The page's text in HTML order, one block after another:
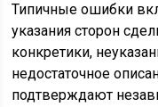
Типичные ошибки
указания сторон
конкретики,
недостаточное
подтверждают